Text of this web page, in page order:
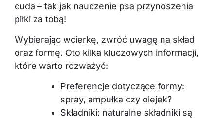
cuda – tak jak nauczenie psa przynoszenia
piłki za tobą!
Wybierając wcierkę, zwróć uwagę na skład
oraz formę. Oto kilka kluczowych informacji,
które warto rozważyć:
Preferencje dotyczące formy:
spray, ampułka czy olejek?
Składniki: naturalne składniki są